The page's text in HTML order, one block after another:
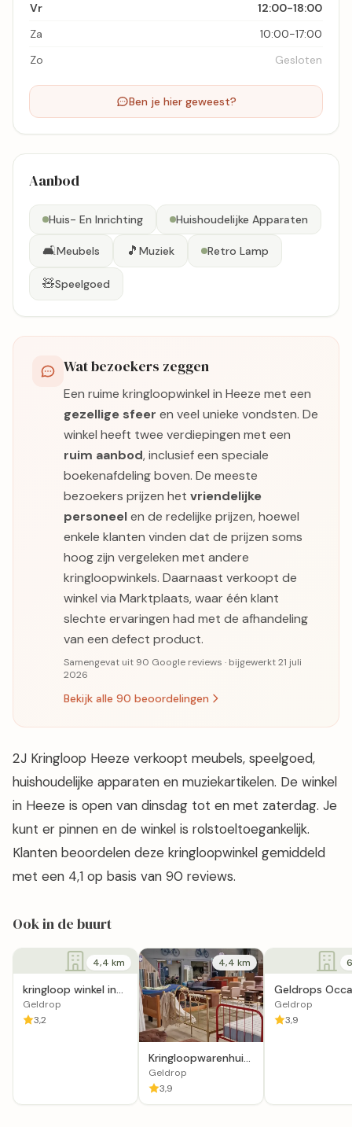
Vr
12:00-18:00
Za
10:00-17:00
Zo
Gesloten
Ben je hier geweest?
Aanbod
Huis- En Inrichting Huishoudelijke Apparaten
🛋️Meubels 🎵 Muziek Retro Lamp
🧸Speelgoed
Wat bezoekers zeggen
Een ruime kringloopwinkel in Heeze met een
gezellige sfeer en veel unieke vondsten. De
winkel heeft twee verdiepingen met een
ruim aanbod, inclusief een speciale
boekenafdeling boven. De meeste
bezoekers prijzen het vriendelijke
personeelen de redelijke prijzen, hoewel
enkele klanten vinden dat de prijzen soms
hoog zijn vergeleken met andere
kringloopwinkels. Daarnaast verkoopt de
winkel via Marktplaats, waar één klant
slechte ervaringen had met de afhandeling
van een defect product.
Samengevat uit 90 Google reviews · bijgewerkt 21 juli
2026
Bekijk alle 90 beoordelingen
2J Kringloop Heeze verkoopt meubels, speelgoed,
huishoudelijke apparaten en muziekartikelen. De winkel
in Heeze is open van dinsdag tot en met zaterdag. Je
kunt er pinnen en de winkel is rolstoeltoegankelijk.
Klanten beoordelen deze kringloopwinkel gemiddeld
met een 4,1 op basis van 90 reviews.
Ook in de buurt
4,4 km
kringloop winkel in
Geldrop
Geldrop
3,2
4,4 km
Kringloopwarenhuis
Het Goed Geldrop
Geldrop
3,9
Geldrops
Centrum
Geldrop
3,9